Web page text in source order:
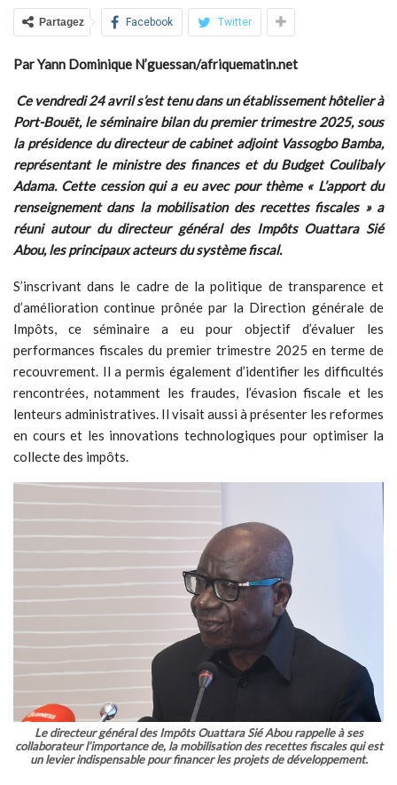
Partagez Facebook Twitter
Par Yann Dominique N’guessan/afriquematin.net
Ce vendredi 24 avril s’est tenu dans un établissement hôtelier à
Port-Bouët, le séminaire bilandu premier trimestre 2025, sous
la présidence du directeur de cabinet adjoint Vassogbo Bamba,
représentant le ministre des finances et du Budget Coulibaly
Adama. Cette cession qui a eu avec pour thème « L’apport du
renseignement dans la mobilisation des recettes fiscales » a
réuni autour du directeur général des Impôts Ouattara Sié
Abou, les principaux acteurs du système fiscal.
S’inscrivant dans le cadre de la politique de transparence et
d’amélioration continue prônée par la Direction générale de
Impôts, ce séminaire a eu pour objectif d’évaluer les
performances fiscales du premier trimestre 2025 en terme de
recouvrement. Il a permis également d’identifier les difficultés
rencontrées, notamment les fraudes, l’évasion fiscale et les
lenteurs administratives. Il visait aussi à présenter les reformes
en cours et les innovations technologiques pour optimiser la
collecte des impôts.
Le directeur général des Impôts Ouattara Sié Abou rappelle à ses
collaborateur l’importance de, la mobilisation des recettes fiscales qui est
un levier indispensable pour financer les projets de développement.